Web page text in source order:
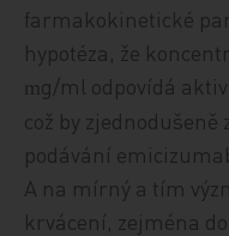
farmakokinetické
hypotéza, že
mg/ml odpovídá
což by
podávání
A na mírný a tím
krvácení, zejména